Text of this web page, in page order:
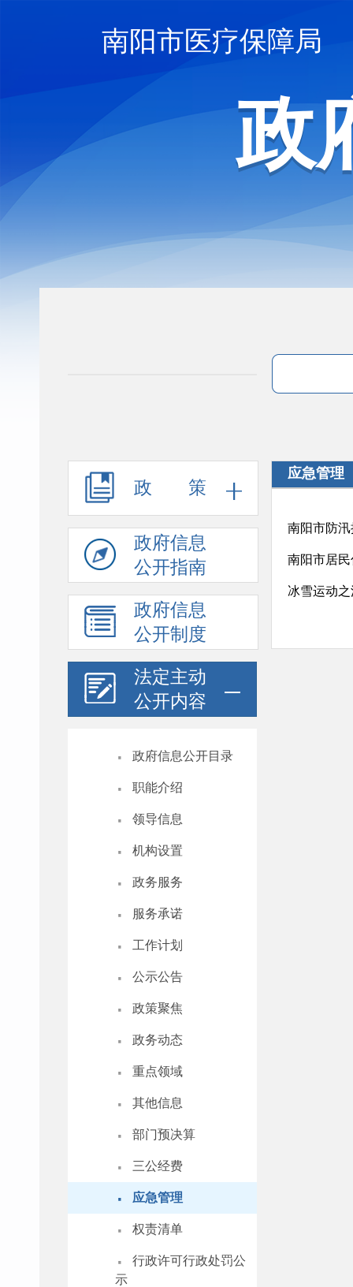
南阳市医疗保障局
政
政 策
政府信息
公开指南
政府信息
公开制度
法定主动
公开内容
· 政府信息公开目录
· 职能介绍
· 领导信息
· 机构设置
· 政务服务
· 服务承诺
· 工作计划
· 公示公告
· 政策聚焦
· 政务动态
· 重点领域
· 其他信息
· 部门预决算
· 三公经费
· 应急管理
· 权责清单
·
行政许可行政处罚公
示
应急管理
南阳市防
南阳市居
冰雪运动